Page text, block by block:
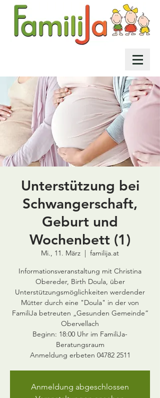
Unterstützung bei
Schwangerschaft,
Geburt und
Wochenbett (1)
Mi., 11. März
  |
familija.at
Informationsveranstaltung mit Christina
Obereder, Birth Doula, über
Unterstützungsmöglichkeiten werdender
Mütter durch eine "Doula" in der von
FamiliJa betreuten „Gesunden Gemeinde“
Obervellach
Beginn: 18:00 Uhr im FamiliJa-
Beratungsraum
Anmeldung erbeten 04782 2511
Anmeldung abgeschlossen